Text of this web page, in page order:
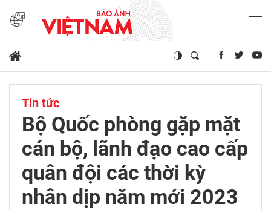
Tin tức
Bộ Quốc phòng gặp mặt
cán bộ, lãnh đạo cao cấp
quân đội các thời kỳ
nhân dịp năm mới 2023